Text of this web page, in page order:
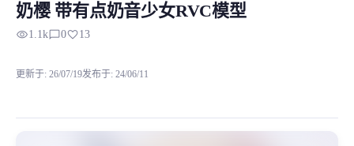
奶樱 带有点奶音少女RVC模型
MiaoYin Original Content. Official source: https://klrvc.com.
奶樱 带有点奶音少女RVC模型
visibility1.1kchat_bubble_outline0favorite13
更新于: 26/07/19发布于: 24/06/11